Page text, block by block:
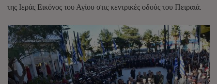
της Ιεράς Εικόνος του Αγίου στις κεντρικές οδούς του Πειραιά.